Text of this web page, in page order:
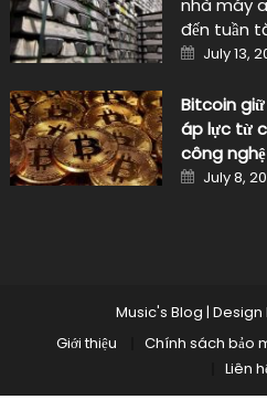
nhà máy
đến tuần
Posted
on
July 13,
Bitcoin
áp lực từ
công nghệ
Posted
on
July 8,
Music's Blog | Design
Giới thiệu
Chính sách bảo
Liên